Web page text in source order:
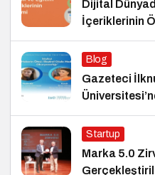
Dijital
İçeriklerinin
Blog
Gazeteci
Startup
Marka 5.0